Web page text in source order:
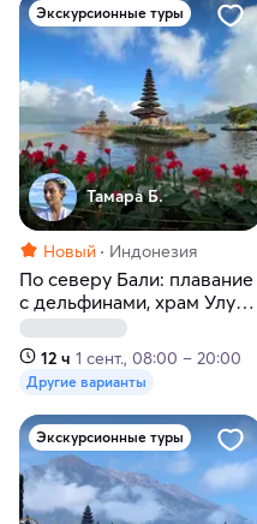
Экскурсионные туры
Тамара Б.
Новый Индонезия
По северу Бали: плавание
с дельфинами, храм Улун
Дану на озере Бератан
или водопад
12 ч 1 сент., 08:00 – 20:00
Другие варианты
Экскурсионные туры